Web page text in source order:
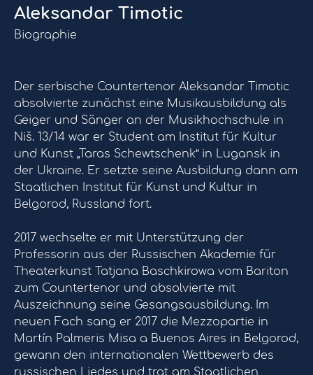
Aleksandar Timotic
Biographie
Der serbische Countertenor Aleksandar Timotic
absolvierte zunächst eine Musikausbildung als
Geiger und Sänger an der Musikhochschule in
Niš. 13/14 war er Student am Institut für Kultur
und Kunst „Taras Schewtschenk“ in Lugansk in
der Ukraine. Er setzte seine Ausbildung dann am
Staatlichen Institut für Kunst und Kultur in
Belgorod, Russland fort.
2017 wechselte er mit Unterstützung der
Professorin aus der Russischen Akademie für
Theaterkunst Tatjana Baschkirowa vom Bariton
zum Countertenor und absolvierte mit
Auszeichnung seine Gesangsausbildung. Im
neuen Fach sang er 2017 die Mezzopartie in
Martín Palmeris Misa a Buenos Aires in Belgorod,
gewann den internationalen Wettbewerb des
russischen Liedes und trat am Staatlichen